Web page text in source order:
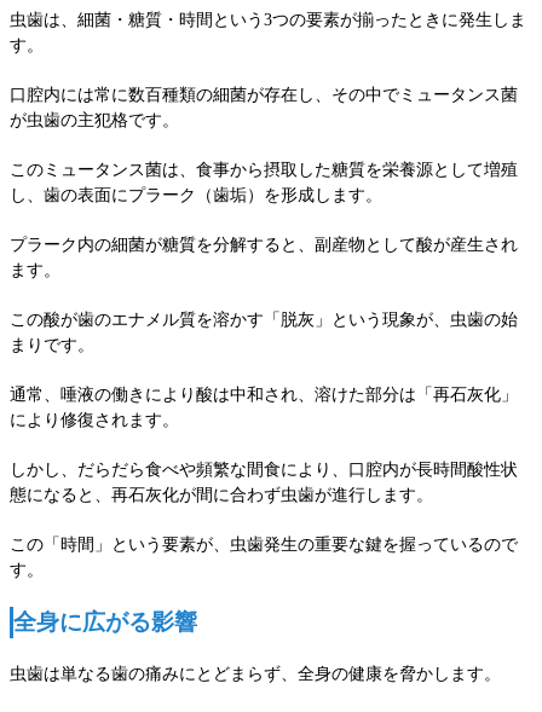
虫歯は、細菌・糖質・時間という3つの要素が揃ったときに発生しま
す。
口腔内には常に数百種類の細菌が存在し、その中でミュータンス菌
が虫歯の主犯格です。
このミュータンス菌は、食事から摂取した糖質を栄養源として増殖
し、歯の表面にプラーク（歯垢）を形成します。
プラーク内の細菌が糖質を分解すると、副産物として酸が産生され
ます。
この酸が歯のエナメル質を溶かす「脱灰」という現象が、虫歯の始
まりです。
通常、唾液の働きにより酸は中和され、溶けた部分は「再石灰化」
により修復されます。
しかし、だらだら食べや頻繁な間食により、口腔内が長時間酸性状
態になると、再石灰化が間に合わず虫歯が進行します。
この「時間」という要素が、虫歯発生の重要な鍵を握っているので
す。
全身に広がる影響
虫歯は単なる歯の痛みにとどまらず、全身の健康を脅かします。